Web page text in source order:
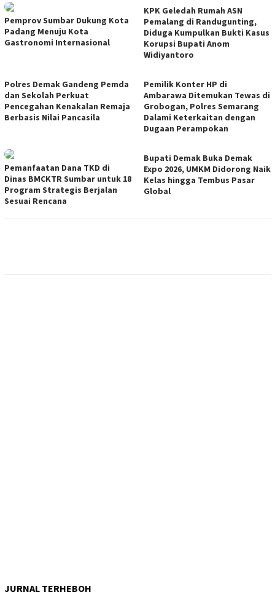
Pemprov Sumbar Dukung Kota
Padang Menuju Kota
Gastronomi Internasional
KPK Geledah Rumah ASN
Pemalang di Randugunting,
Diduga Kumpulkan Bukti Kasus
Korupsi Bupati Anom
Widiyantoro
Polres Demak Gandeng Pemda
dan Sekolah Perkuat
Pencegahan Kenakalan Remaja
Berbasis Nilai Pancasila
Pemilik Konter HP di
Ambarawa Ditemukan Tewas di
Grobogan, Polres Semarang
Dalami Keterkaitan dengan
Dugaan Perampokan
Pemanfaatan Dana TKD di
Dinas BMCKTR Sumbar untuk 18
Program Strategis Berjalan
Sesuai Rencana
Bupati Demak Buka Demak
Expo 2026, UMKM Didorong Naik
Kelas hingga Tembus Pasar
Global
JURNAL TERHEBOH